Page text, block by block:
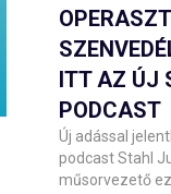
Tóth Károly
Jogú Város
Kulturális,
Ifjúsági
a
ITT AZ ÚJ
PODCAST
Új adással
podcast Stahl
műsorvezető